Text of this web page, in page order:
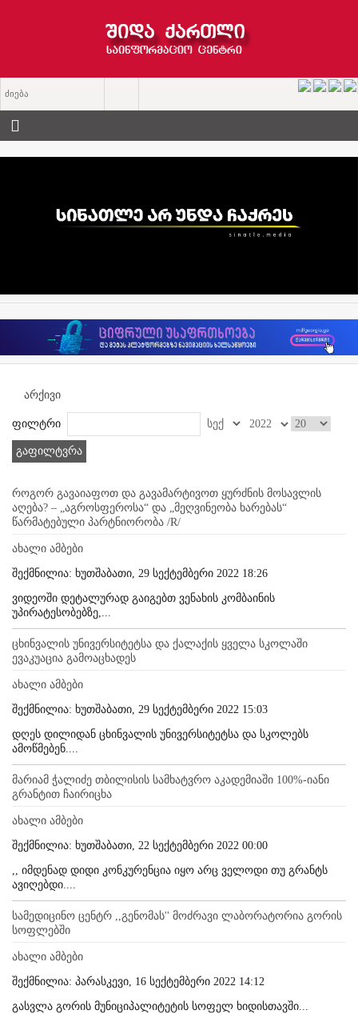
არქივი
ფილტრი
გაფილტვრა
როგორ გავაიაფოთ და გავამარტივოთ ყურძნის მოსავლის
აღება? – „აგროსფეროსა“ და „მეღვინეობა ხარებას“
წარმატებული პარტნიორობა /R/
ახალი ამბები
შექმნილია: ხუთშაბათი, 29 სექტემბერი 2022 18:26
ვიდეოში დეტალურად გაიგებთ ვენახის კომბაინის
უპირატესობებზე,...
ცხინვალის უნივერსიტეტსა და ქალაქის ყველა სკოლაში
ევაკუაცია გამოაცხადეს
ახალი ამბები
შექმნილია: ხუთშაბათი, 29 სექტემბერი 2022 15:03
დღეს დილიდან ცხინვალის უნივერსიტეტსა და სკოლებს
ამოწმებენ....
მარიამ ჭალიძე თბილისის სამხატვრო აკადემიაში 100%-იანი
გრანტით ჩაირიცხა
ახალი ამბები
შექმნილია: ხუთშაბათი, 22 სექტემბერი 2022 00:00
,, იმდენად დიდი კონკურენცია იყო არც ველოდი თუ გრანტს
ავიღებდი....
სამედიცინო ცენტრ ,,გენომას'' მოძრავი ლაბორატორია გორის
სოფლებში
ახალი ამბები
შექმნილია: პარასკევი, 16 სექტემბერი 2022 14:12
გასვლა გორის მუნიციპალიტეტის სოფელ ხიდისთავში...